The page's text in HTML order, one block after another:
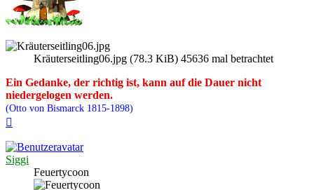
Kräuterseitling06.jpg (78.3 KiB) 45636 mal betrachtet
Ein Gedanke, der richtig ist, kann auf die Dauer nicht
niedergelogen werden.
(Otto von Bismarck 1815-1898)
Siggi
Feuertycoon